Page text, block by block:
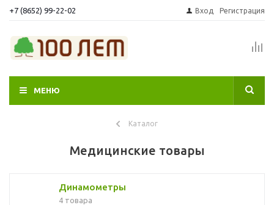
+7 (8652) 99-22-02 Вход Регистрация
МЕНЮ
Каталог
Медицинские товары
Динамометры
4 товара